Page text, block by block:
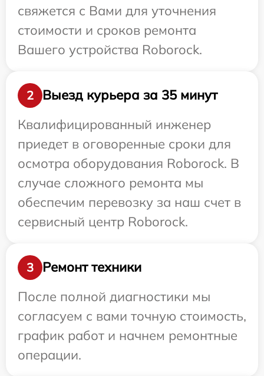
свяжется с Вами для уточнения
стоимости и сроков ремонта
Вашего устройства Roborock.
2
Выезд курьера за 35 минут
Квалифицированный инженер
приедет в оговоренные сроки для
осмотра оборудования Roborock. В
случае сложного ремонта мы
обеспечим перевозку за наш счет в
сервисный центр Roborock.
3
Ремонт техники
После полной диагностики мы
согласуем с вами точную стоимость,
график работ и начнем ремонтные
операции.